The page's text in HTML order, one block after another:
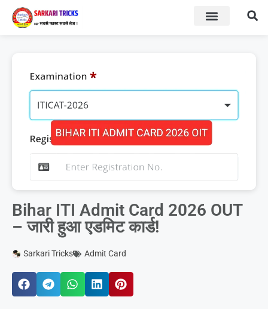
Bihar ITI Admit Card 2026 OUT
– जारी हुआ एडमिट कार्ड!
Sarkari Tricks Admit Card